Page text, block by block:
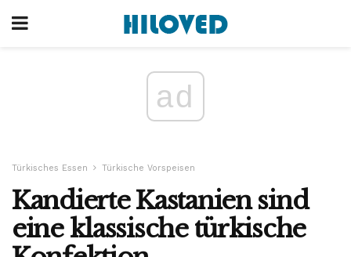
ad
Türkisches Essen Türkische Vorspeisen
Kandierte Kastanien sind
eine klassische türkische